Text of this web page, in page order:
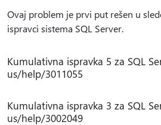
Ovaj problem je prvi put rešen u
ispravci sistema SQL Server.
Kumulativna ispravka 5 za SQL
us/help/3011055
Kumulativna ispravka 3 za SQL
us/help/3002049